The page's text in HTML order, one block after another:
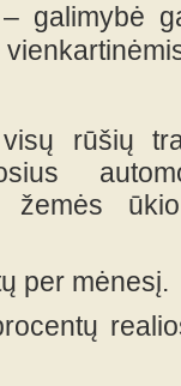
galimybė
rūšių
žemės
per mėnesį.